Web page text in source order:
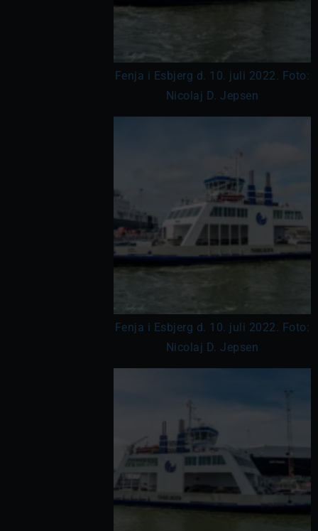
Fenja i Esbjerg d. 10. juli 2022. Foto:
Nicolaj D. Jepsen
Fenja i Esbjerg d. 10. juli 2022. Foto:
Nicolaj D. Jepsen